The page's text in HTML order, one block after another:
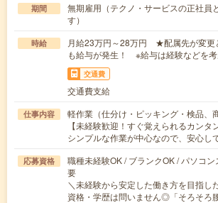
期間
無期雇用（テクノ・サービスの正社員
す）
時給
月給23万円～28万円 ★配属先が変更
も給与が発生！ ※給与は経験などを
交通費
交通費支給
仕事内容
軽作業（仕分け・ピッキング・検品、
【未経験歓迎！すぐ覚えられるカンタ
シンプルな作業が中心なので、安心し
応募資格
職種未経験OK / ブランクOK / パソコ
要
＼未経験から安定した働き方を目指し
資格・学歴は問いません◎「そろそろ